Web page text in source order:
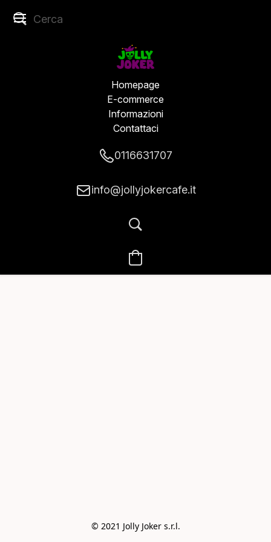
Homepage
E-commerce
Informazioni
Contattaci
0116631707
info@jollyjokercafe.it
© 2021 Jolly Joker s.r.l.